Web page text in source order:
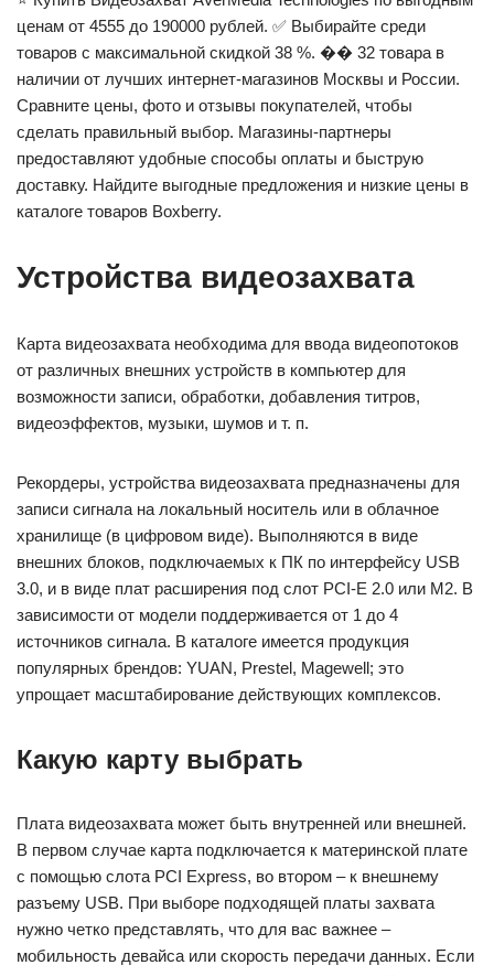
ценам от 4555 до 190000 рублей. ✅ Выбирайте среди
товаров с максимальной скидкой 38 %. ��️ 32 товара в
наличии от лучших интернет-магазинов Москвы и России.
Сравните цены, фото и отзывы покупателей, чтобы
сделать правильный выбор. Магазины-партнеры
предоставляют удобные способы оплаты и быструю
доставку. Найдите выгодные предложения и низкие цены в
каталоге товаров Boxberry.
Устройства видеозахвата
Карта видеозахвата необходима для ввода видеопотоков
от различных внешних устройств в компьютер для
возможности записи, обработки, добавления титров,
видеоэффектов, музыки, шумов и т. п.
Рекордеры, устройства видеозахвата предназначены для
записи сигнала на локальный носитель или в облачное
хранилище (в цифровом виде). Выполняются в виде
внешних блоков, подключаемых к ПК по интерфейсу USB
3.0, и в виде плат расширения под слот PCI-E 2.0 или M2. В
зависимости от модели поддерживается от 1 до 4
источников сигнала. В каталоге имеется продукция
популярных брендов: YUAN, Prestel, Magewell; это
упрощает масштабирование действующих комплексов.
Какую карту выбрать
Плата видеозахвата может быть внутренней или внешней.
В первом случае карта подключается к материнской плате
с помощью слота PCI Express, во втором – к внешнему
разъему USB. При выборе подходящей платы захвата
нужно четко представлять, что для вас важнее –
мобильность девайса или скорость передачи данных. Если